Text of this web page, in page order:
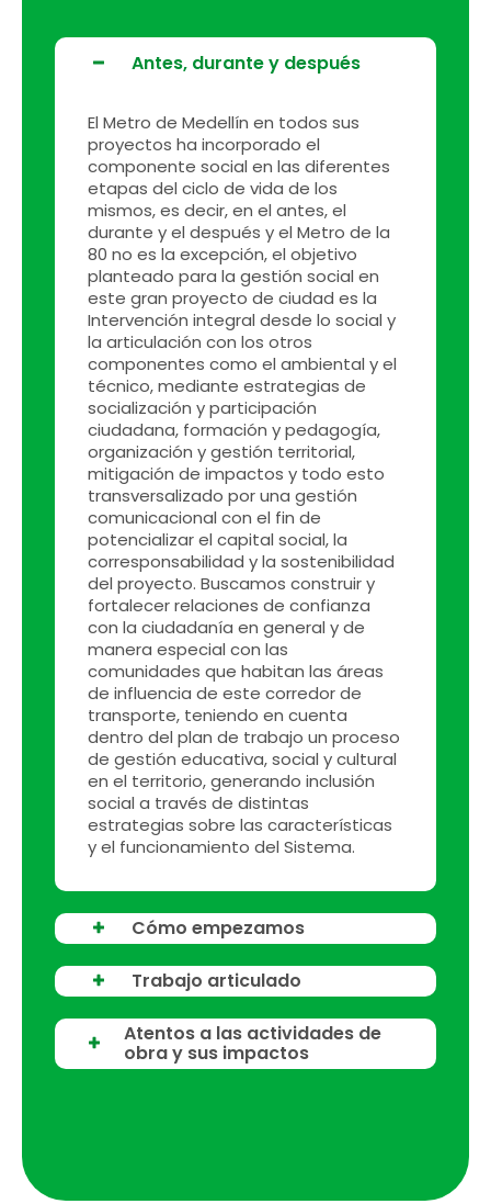
Antes, durante y después
El Metro de Medellín en todos sus
proyectos ha incorporado el
componente social en las diferentes
etapas del ciclo de vida de los
mismos, es decir, en el antes, el
durante y el después y el Metro de la
80 no es la excepción, el objetivo
planteado para la gestión social en
este gran proyecto de ciudad es la
Intervención integral desde lo social y
la articulación con los otros
componentes como el ambiental y el
técnico, mediante estrategias de
socialización y participación
ciudadana, formación y pedagogía,
organización y gestión territorial,
mitigación de impactos y todo esto
transversalizado por una gestión
comunicacional con el fin de
potencializar el capital social, la
corresponsabilidad y la sostenibilidad
del proyecto. Buscamos construir y
fortalecer relaciones de confianza
con la ciudadanía en general y de
manera especial con las
comunidades que habitan las áreas
de influencia de este corredor de
transporte, teniendo en cuenta
dentro del plan de trabajo un proceso
de gestión educativa, social y cultural
en el territorio, generando inclusión
social a través de distintas
estrategias sobre las características
y el funcionamiento del Sistema.
Cómo empezamos
Trabajo articulado
Atentos a las actividades de
obra y sus impactos